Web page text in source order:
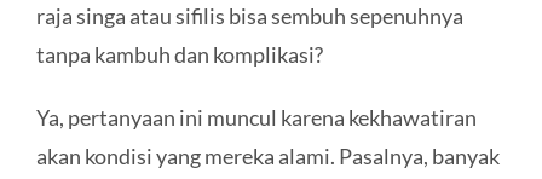
raja singa atau sifilis bisa sembuh sepenuhnya
tanpa kambuh dan komplikasi?
Ya, pertanyaan ini muncul karena kekhawatiran
akan kondisi yang mereka alami. Pasalnya, banyak